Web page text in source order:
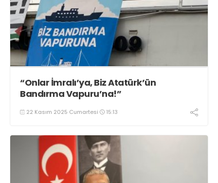
“Onlar İmralı’ya, Biz Atatürk’ün
Bandırma Vapuru’na!”
22 Kasım 2025 Cumartesi 15:13